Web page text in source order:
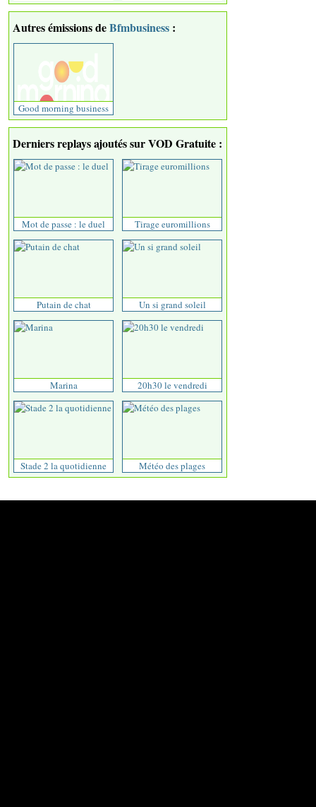
Autres émissions deBfmbusiness :
Good morning business
Derniers replays ajoutés sur VOD Gratuite :
Mot de passe : le duel Tirage euromillions
Putain de chat Un si grand soleil
Marina 20h30 le vendredi
Stade 2 la quotidienne Météo des plages